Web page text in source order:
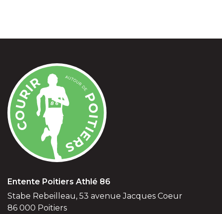
Entente Poitiers Athlé 86
Stabe Rebeilleau, 53 avenue Jacques Coeur
86 000 Poitiers